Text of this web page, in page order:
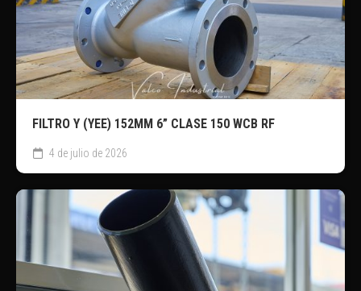
FILTRO Y (YEE) 152MM 6” CLASE 150 WCB RF
4 de julio de 2026